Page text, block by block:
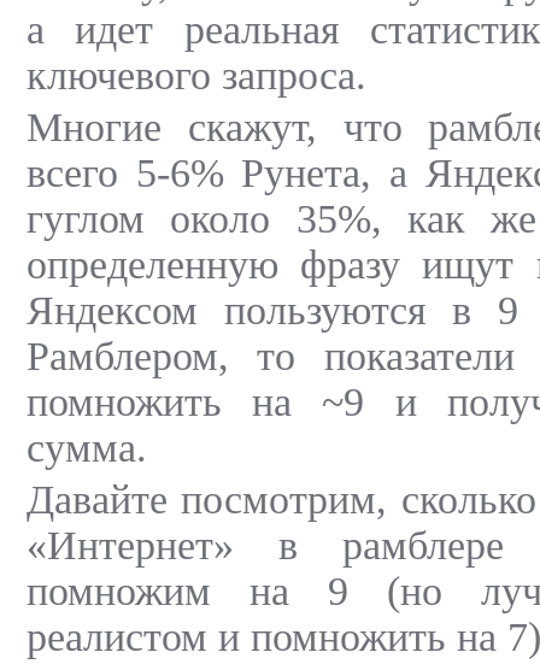
а идет реальная
ключевого запроса.
Многие скажут, что
всего 5-6% Рунета, а
гуглом около 35%, как же
определенную фразу ищут
Яндексом пользуются в
Рамблером, то
помножить на ~9 и
сумма.
Давайте посмотрим,
«Интернет» в
помножим на 9 (но
реалистом и помножить на